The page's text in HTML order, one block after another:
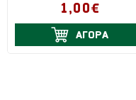
1,00€
ΑΓΟΡΑ